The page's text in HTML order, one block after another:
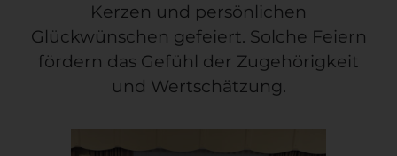
Kerzen und persönlichen
Glückwünschen gefeiert. Solche Feiern
fördern das Gefühl der Zugehörigkeit
und Wertschätzung.